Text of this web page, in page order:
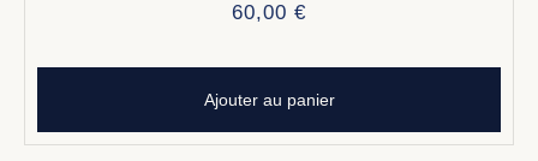
60,00 €
Ajouter au panier